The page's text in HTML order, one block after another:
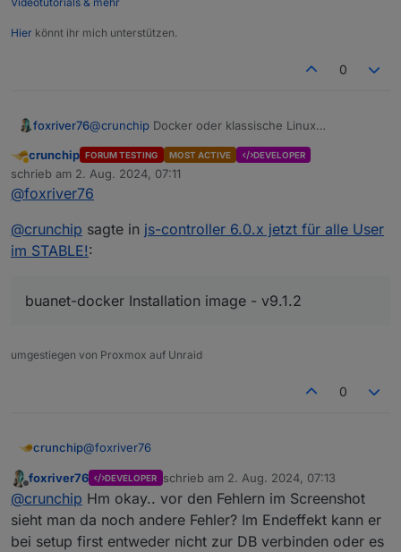
Hier könnt ihr mich unterstützen.
0
foxriver76@crunchip Docker oder klassische Linux
Abwesend
crunchip FORUM TESTING MOST ACTIVE DEVELOPER
schrieb am 2. Aug. 2024, 07:11
zuletzt editiert von
@foxriver76
@crunchip sagte in js-controller 6.0.x jetzt für alle User
im STABLE!:
buanet-docker Installation image - v9.1.2
umgestiegen von Proxmox auf Unraid
0
crunchip@foxriver76
@crunchipsagte injs-controller 6.0.x jetzt für alle
User im STABLE!:
foxriver76 DEVELOPER schrieb am 2. Aug. 2024, 07:13
zuletzt editiert von
@crunchip Hm okay.. vor den Fehlern im Screenshot
sieht man da noch andere Fehler? Im Endeffekt kann er
bei setup first entweder nicht zur DB verbinden oder es